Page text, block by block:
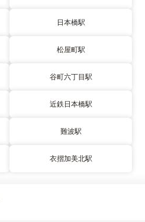
日本橋駅
松屋町駅
谷町六丁目駅
近鉄日本橋駅
難波駅
衣摺加美北駅